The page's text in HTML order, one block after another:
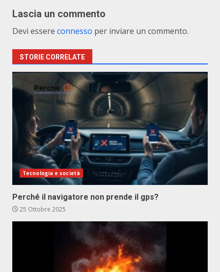
Lascia un commento
Devi essere connesso per inviare un commento.
STORIE CORRELATE
Tecnologia e società
Perché il navigatore non prende il gps?
25 Ottobre 2025